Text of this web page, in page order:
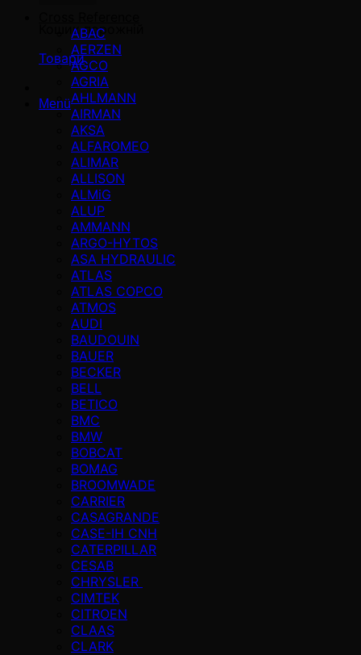
Кошик порожній
Товари
Menü
ABAC
AERZEN
AGCO
AGRIA
AHLMANN
AIRMAN
AKSA
ALFAROMEO
ALIMAR
ALLISON
ALMiG
ALUP
AMMANN
ARGO-HYTOS
ASA HYDRAULIC
ATLAS
ATLAS COPCO
ATMOS
AUDI
BAUDOUIN
BAUER
BECKER
BELL
BETICO
BMC
BMW
BOBCAT
BOMAG
BROOMWADE
CARRIER
CASAGRANDE
CASE-IH CNH
CATERPILLAR
CESAB
CHRYSLER
CIMTEK
CITROEN
CLAAS
CLARK